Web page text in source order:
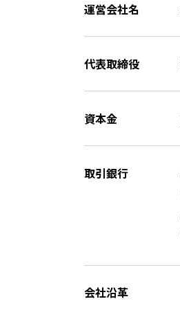
運営会社名
代表取締役
資本金
取引銀行
会社沿革